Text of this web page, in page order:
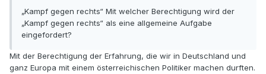
„Kampf gegen rechts“ Mit welcher Berechtigung wird der
„Kampf gegen rechts“ als eine allgemeine Aufgabe
eingefordert?
Mit der Berechtigung der Erfahrung, die wir in Deutschland und
ganz Europa mit einem österreichischen Politiker machen durften.